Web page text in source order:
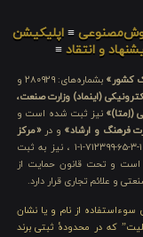
≡ اپلیکیشن
و انتقاد ≡
کشور»
بشماره‌های: ۲۸۰۹۲۹ و
(اینماد) وزارت صنعت،
(اِمتا)» نیز ثبت شده است و
فرهنگ و ارشاد» و در«مرکز
بشماره شامَد: ۱-۳-۶۵-۷۱۲۳۹۹-۱-۱ ، نیز به ثبت
و تحت قانون حمایت از
و علائم تجاری قرار دارد.
سوءاستفاده از نام و یا نشان
که در محدودهٔ ثبتی برند